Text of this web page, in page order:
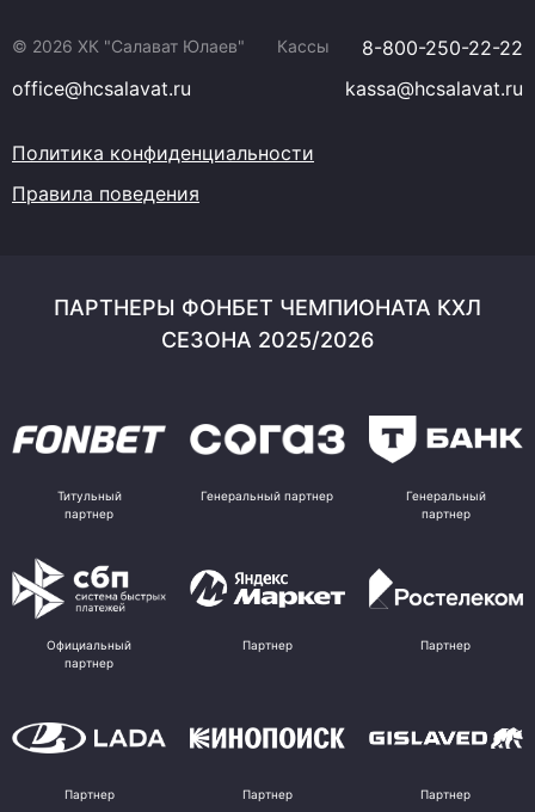
© 2026 ХК "Салават Юлаев" Кассы
8-800-250-22-22
office@hcsalavat.ru
kassa@hcsalavat.ru
Политика конфиденциальности
Правила поведения
ПАРТНЕРЫ ФОНБЕТ ЧЕМПИОНАТА КХЛ
СЕЗОНА 2025/2026
Титульный
партнер
Генеральный партнер
Генеральный
партнер
Официальный
партнер
Партнер Партнер
Партнер Партнер Партнер